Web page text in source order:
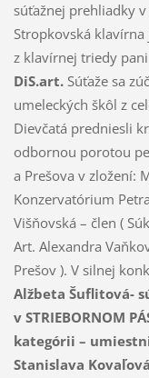
súťažnej prehliadky
Stropkovská
z klavírnej triedy
DiS.art. Súťaže sa
umeleckých škôl z
Dievčatá predniesli
odbornou porotou
a Prešova v zložení:
Konzervatórium
Višňovská – člen (
Art. Alexandra
Prešov ). V silnej
Alžbeta Šuflitová-
v STRIEBORNOM
kategórii –
Stanislava